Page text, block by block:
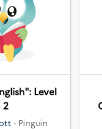
Level
2
- Pinguin